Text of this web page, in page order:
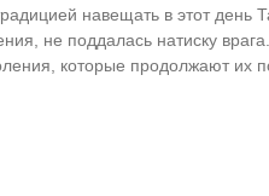
навещать в этот день
не поддалась натиску врага.
которые продолжают их